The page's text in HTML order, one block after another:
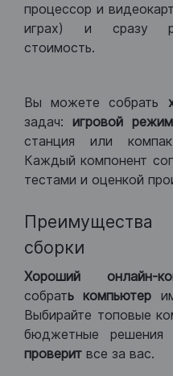
процессор и
играх) и сразу
стоимость.
Вы можете собрать
задач: игровой режим
станция или
Каждый компонент
тестами и оценкой
Преимущества
сборки
Хороший онлайн-
собрать компьютер
Выбирайте топовые
бюджетные
проверит все за вас.